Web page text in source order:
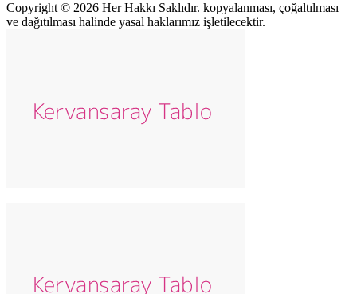
Copyright © 2026 Her Hakkı Saklıdır. kopyalanması, çoğaltılması
ve dağıtılması halinde yasal haklarımız işletilecektir.